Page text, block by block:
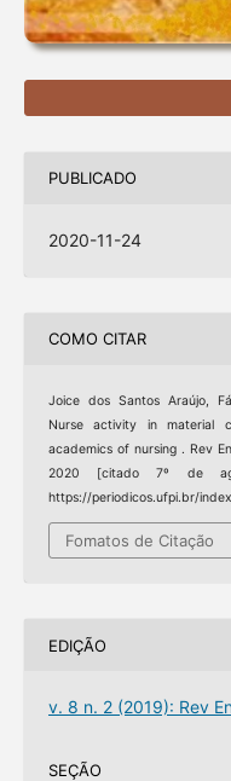
PUBLICADO
2020-11-24
COMO CITAR
Joice dos Santos Araújo,
Nurse activity in material
academics of nursing . Rev
2020 [citado 7º de
https://periodicos.ufpi.br/
Fomatos de Citação
EDIÇÃO
v. 8 n. 2 (2019): Rev
SEÇÃO